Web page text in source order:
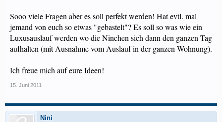
Sooo viele Fragen aber es soll perfekt werden! Hat evtl. mal
jemand von euch so etwas "gebastelt"? Es soll so was wie ein
Luxusauslauf werden wo die Ninchen sich dann den ganzen Tag
aufhalten (mit Ausnahme vom Auslauf in der ganzen Wohnung).
Ich freue mich auf eure Ideen!
15. Juni 2011
Nini